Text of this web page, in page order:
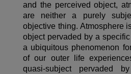
and the perceived object,
are neither a purely
objective thing. Atmosphere
object pervaded by a
a ubiquitous phenomenon
of our outer life
quasi-subject pervaded